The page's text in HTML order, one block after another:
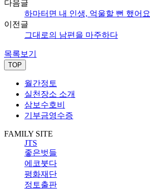
다음글
하마터면 내 인생, 억울할 뻔 했어요
이전글
그대로의 남편을 마주하다
목록보기
TOP
월간정토
실천장소 소개
삼보수호비
기부금영수증
FAMILY SITE
JTS
좋은벗들
에코붓다
평화재단
정토출판